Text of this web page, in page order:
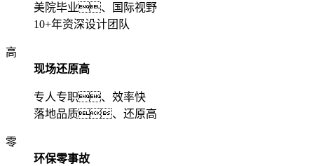
美院毕业、国际视野
10+年资深设计团队
高
现场还原高
专人专职、效率快
落地品质、还原高
零
环保零事故